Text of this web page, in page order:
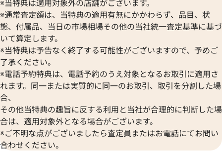
ヴァシュロン・コンスタンタン
Van Cleef & Arpels
ヴァンクリーフ＆アーペル
Versace
ヴェルサーチ
Wempe
ヴェンペ
ボーム＆メルシエ
BALL Watch
ボール ウォッチ
※通常査定額は、当特典の適用有無にかかわらず、品目、状
態、付属品、当日の市場相場その他の当社統一査定基準に基づ
いて算定します。
※当特典は予告なく終了する可能性がございますので、予めご
了承ください。
※電話予約特典は、電話予約のうえ対象となるお取引に適用さ
れます。同一または実質的に同一のお取引、取引を分割した場
合、
その他当特典の趣旨に反する利用と当社が合理的に判断した場
合は、適用対象外となる場合がございます。
※ご不明な点がございましたら査定員またはお電話にてお問い
合わせください。